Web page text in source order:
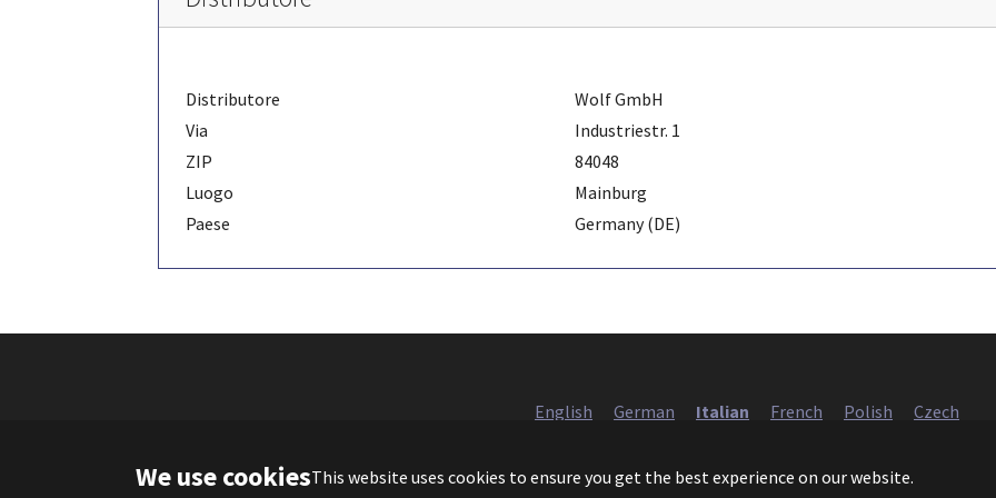
We use cookiesThis website uses cookies to ensure you get the best experience on our website.
Distributore
Wolf GmbH
Via
Industriestr. 1
ZIP
84048
Luogo
Mainburg
Paese
Germany (DE)
English German Italian French Polish
Czech